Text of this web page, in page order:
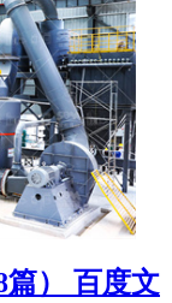
篇） 百度文